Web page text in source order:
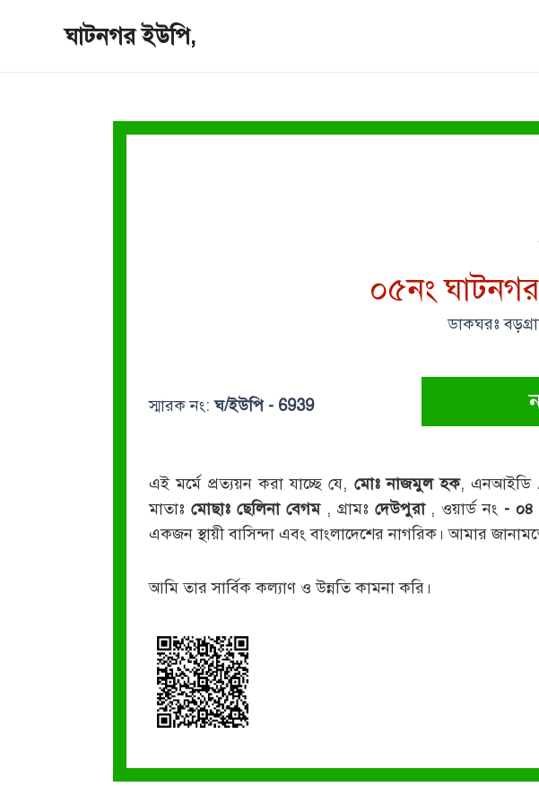
ঘাটনগর ইউপি,
০৫নং
ডাকঘরঃ
স্মারক নং:ঘ/ইউপি - 6939
এই মর্মে প্রত্যয়ন করা যাচ্ছে যে, মোঃ নাজমুল হক, এনআইডি /
মাতাঃ মোছাঃ ছেলিনা বেগম , গ্রামঃ দেউপুরা , ওয়ার্ড নং - ০৪
একজন স্থায়ী বাসিন্দা এবং বাংলাদেশের নাগরিক। আমার
আমি তার সার্বিক কল্যাণ ও উন্নতি কামনা করি।